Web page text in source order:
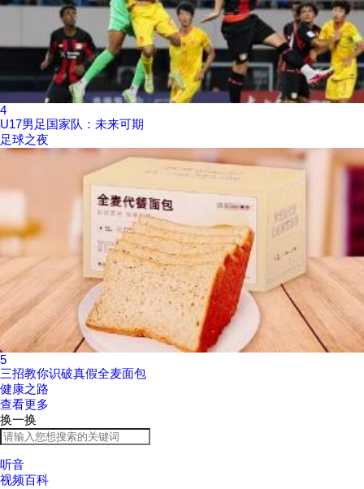
4
U17男足国家队：未来可期
足球之夜
5
三招教你识破真假全麦面包
健康之路
查看更多
换一换
听音
视频百科